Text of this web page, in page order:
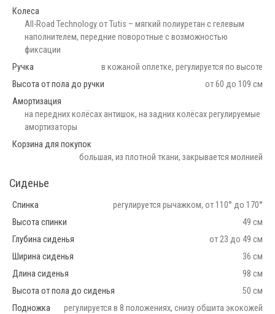
Колеса
All-Road Technology от Tutis – мягкий полиуретан с гелевым
наполнителем, передние поворотные с возможностью
фиксации
Ручка
в кожаной оплетке, регулируется по высоте
Высота от пола до ручки
от 60 до 109 см
Амортизация
на передних колёсах антишок, на задних колёсах регулируемые
амортизаторы
Корзина для покупок
большая, из плотной ткани, закрывается молнией
Сиденье
Спинка
регулируется рычажком, от 110° до 170°
Высота спинки
49 см
Глубина сиденья
от 23 до 49 см
Ширина сиденья
36 см
Длина сиденья
98 см
Высота от пола до сиденья
50 см
Подножка
регулируется в 8 положениях, снизу обшита экокожей